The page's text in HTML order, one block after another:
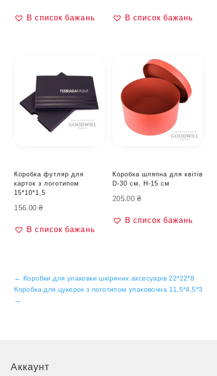
В список бажань В список бажань
Коробка футляр для
карток з логотипом
15*10*1,5
156.00 ₴
В список бажань
Коробка шляпна для квітів
D-30 см, H-15 см
205.00 ₴
В список бажань
← Коробки для упаковки шкіряних аксесуарів 22*22*8
Коробка для цукерок з логотипом упаковочна 11,5*4,5*3
→
Аккаунт